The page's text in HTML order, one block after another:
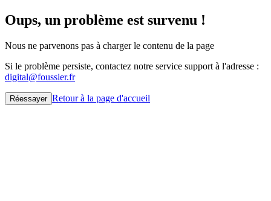
Oups, un problème est survenu !
Nous ne parvenons pas à charger le contenu de la page
Si le problème persiste, contactez notre service support à l'adresse :
digital@foussier.fr
Réessayer Retour à la page d'accueil